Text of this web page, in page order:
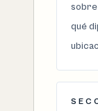
sobre
qué